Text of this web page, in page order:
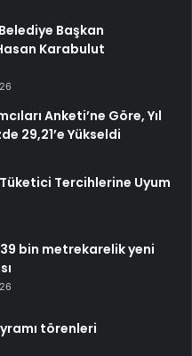
Başkan
Karabulut
Anketi’ne Göre, Yıl
29,21’e Yükseldi
Tercihlerine Uyum
bin metrekarelik yeni
törenleri